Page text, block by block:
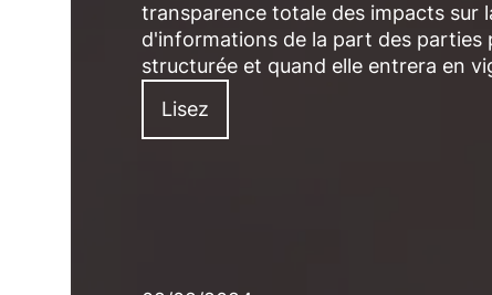
transparence totale des impacts sur
d'informations de la part des parties
structurée et quand elle entrera en
Lisez